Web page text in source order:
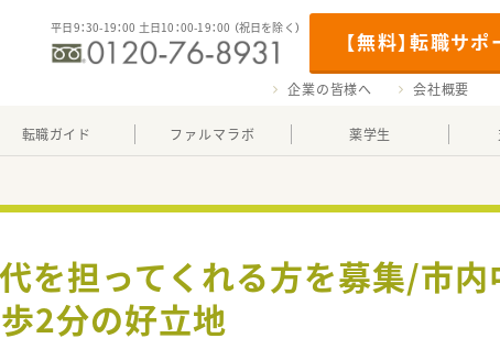
【無料】転職サ
平日9：30-19：00 土日10：00-19：00 （祝日を除く）
企業の皆様へ 会社概要
転職ガイド ファルマラボ 薬学生
を担ってくれる方を募集/市
2分の好立地